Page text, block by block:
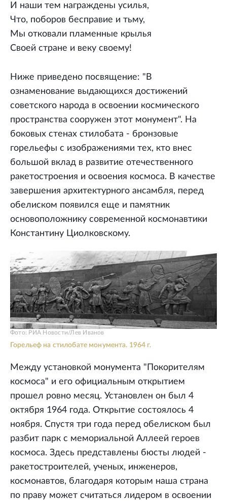
И наши тем награждены усилья,
Что, поборов бесправие и тьму,
Мы отковали пламенные крылья
Своей стране и веку своему!
Ниже приведено посвящение: "В
ознаменование выдающихся достижений
советского народа в освоении космического
пространства сооружен этот монумент". На
боковых стенах стилобата - бронзовые
горельефы с изображениями тех, кто внес
большой вклад в развитие отечественного
ракетостроения и освоения космоса. В качестве
завершения архитектурного ансамбля, перед
обелиском появился еще и памятник
основоположнику современной космонавтики
Константину Циолковскому.
Горельеф на стилобате монумента. 1964 г.
Фото: РИА Новости/Лев Иванов
Между установкой монумента "Покорителям
космоса" и его официальным открытием
прошел ровно месяц. Установлен он был 4
октября 1964 года. Открытие состоялось 4
ноября. Спустя три года перед обелиском был
разбит парк с мемориальной Аллеей героев
космоса. Здесь представлены бюсты людей -
ракетостроителей, ученых, инженеров,
космонавтов, благодаря которым наша страна
по праву может считаться лидером в освоении